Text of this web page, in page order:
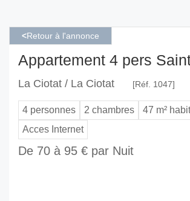
<Retour à l'annonce
Appartement 4 pers
La Ciotat / La Ciotat [Réf. 1047]
4 personnes 2 chambres
47 m²
Acces Internet
De 70 à 95 € par Nuit